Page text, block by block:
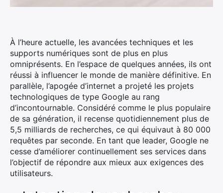
À l’heure actuelle, les avancées techniques et les
supports numériques sont de plus en plus
omniprésents. En l’espace de quelques années, ils ont
réussi à influencer le monde de manière définitive. En
parallèle, l’apogée d’internet a projeté les projets
technologiques de type Google au rang
d’incontournable. Considéré comme le plus populaire
de sa génération, il recense quotidiennement plus de
5,5 milliards de recherches, ce qui équivaut à 80 000
requêtes par seconde. En tant que leader, Google ne
cesse d’améliorer continuellement ses services dans
l’objectif de répondre aux mieux aux exigences des
utilisateurs.